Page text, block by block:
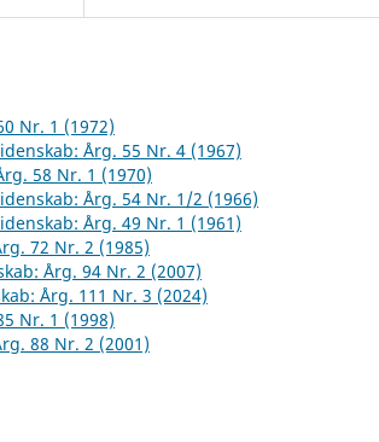
Nr. 1 (1972)
Årg. 55 Nr. 4 (1967)
58 Nr. 1 (1970)
Årg. 54 Nr. 1/2 (1966)
Årg. 49 Nr. 1 (1961)
72 Nr. 2 (1985)
Årg. 94 Nr. 2 (2007)
Årg. 111 Nr. 3 (2024)
Nr. 1 (1998)
88 Nr. 2 (2001)